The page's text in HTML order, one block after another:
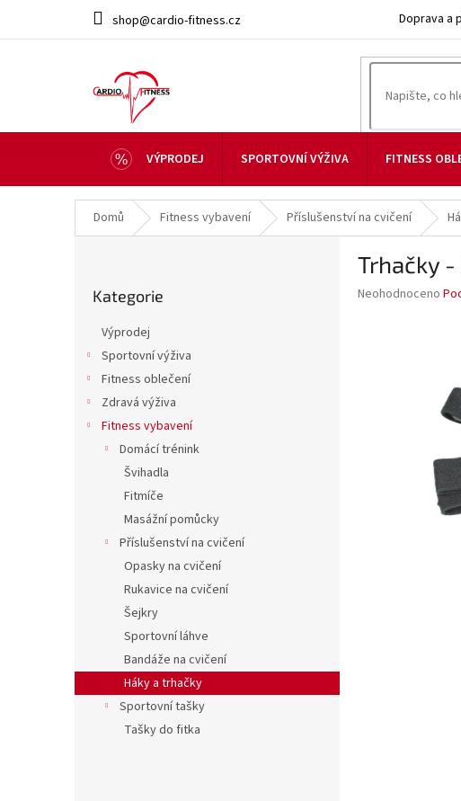
obsah
shop@cardio-fitness.cz Doprava a
VÝPRODEJ SPORTOVNÍ VÝŽIVA FITNESS
Domů Fitness vybavení Příslušenství na cvičení
kategorie
Kategorie
Výprodej
Sportovní výživa
Fitness oblečení
Zdravá výživa
Fitness vybavení
Domácí trénink
Švihadla
Fitmíče
Masážní pomůcky
Příslušenství na cvičení
Opasky na cvičení
Rukavice na cvičení
Šejkry
Sportovní láhve
Bandáže na cvičení
Háky a trhačky
Sportovní tašky
Tašky do fitka
Trhačky -
Průměrné
Neohodnoceno